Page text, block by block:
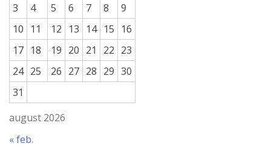
august 2026
3
4 5 6 7 8
9
10
11 12 13 14 15
16
17 18 19 20 21 22 23
24 25 26 27 28 29 30
31
« feb.